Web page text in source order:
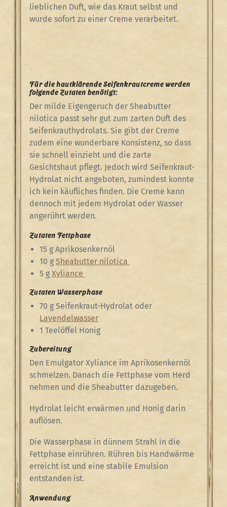
lieblichen Duft, wie das Kraut selbst und
wurde sofort zu einer Creme verarbeitet.
Für die hautklärende Seifenkrautcreme werden
folgende Zutaten benötigt:
Der milde Eigengeruch der Sheabutter
nilotica passt sehr gut zum zarten Duft des
Seifenkrauthydrolats. Sie gibt der Creme
zudem eine wunderbare Konsistenz, so dass
sie schnell einzieht und die zarte
Gesichtshaut pflegt. Jedoch wird Seifenkraut-
Hydrolat nicht angeboten, zumindest konnte
ich kein käufliches finden. Die Creme kann
dennoch mit jedem Hydrolat oder Wasser
angerührt werden.
Zutaten Fettphase
15 g Aprikosenkernöl
10 gSheabutter nilotica
5 g Xyliance
Zutaten Wasserphase
70 g Seifenkraut-Hydrolat oder
Lavendelwasser
1 Teelöffel Honig
Zubereitung
Den Emulgator Xyliance im Aprikosenkernöl
schmelzen. Danach die Fettphase vom Herd
nehmen und die Sheabutter dazugeben.
Hydrolat leicht erwärmen und Honig darin
auflösen.
Die Wasserphase in dünnem Strahl in die
Fettphase einrühren. Rühren bis Handwärme
erreicht ist und eine stabile Emulsion
entstanden ist.
Anwendung